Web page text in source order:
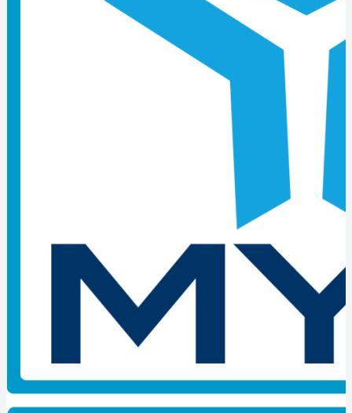
Son Yazılar
Mesleki Yeterlilik Belgesi Nedir?
İzmir MYK Belgesi Başvurusu Nasıl Yapılır?
Kocaeli MYK Belgesi Başvurusu Nasıl Yapılır?
MYK Belgesi Zorunlu Meslekler Listesi
MYK Belgesi Nasıl Alınır? Güncel Başvuru Rehberi
Ustalık Belgesi Almadan Dükkan Açılabilir mi
MYK Belgesi Almayan İşletmelere Yaptırım
Çıraklık Okulunda Belge Sınavı Tarihleri
Ustalık Belgesi ile Taşeronluk Yapılır mı
MYK Belgesi Olmayan Çalışanların İş Kazasındaki Durumu
Çıraklık Belgesi ile Hangi İşlerde Çalışılır?
Ustalık Belgesi için Staj Sorunlu mu?
MYK Belgesi Sorgulama İşlemi Nasıl Yapılır?
Belge Geçerlilik Süresi Bitince Ne Yapılmalı?
MYK Sınavlarında Yanlış Doğruyu Götürür mü?
Vinç Sınavına Girmek için Başvuru Belgeleri Nelerdir?
Çıraklık Belgesi ile Üniversiteye Geçiş Mümkün mü
Forklift Kazalarında Belge Kontrolü
Forklift Sınav Sonuçları Ne Zaman Açıklanır